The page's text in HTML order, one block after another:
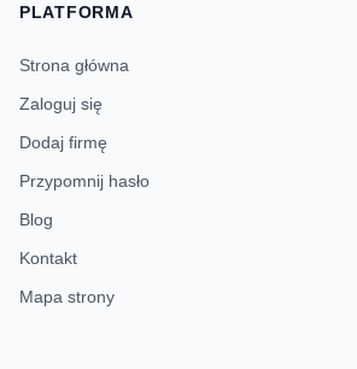
PLATFORMA
Strona główna
Zaloguj się
Dodaj firmę
Przypomnij hasło
Blog
Kontakt
Mapa strony